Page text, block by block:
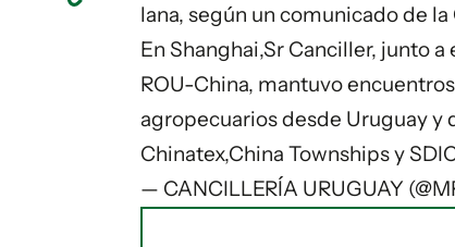
lana, según un comunicado de
En Shanghai,Sr Canciller, junto
ROU-China, mantuvo
agropecuarios desde Uruguay y
Chinatex,China Townships y
— CANCILLERÍA URUGUAY